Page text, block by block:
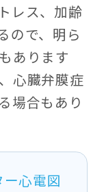
レス、加齢
ので、明ら
あります
心臓弁膜症
場合もあり
心電図